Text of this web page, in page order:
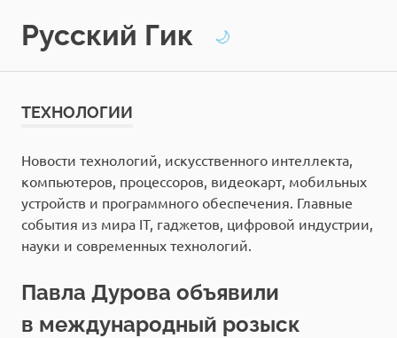
содержимому
Русский Гик 🌙
ТЕХНОЛОГИИ
Новости технологий, искусственного интеллекта,
компьютеров, процессоров, видеокарт, мобильных
устройств и программного обеспечения. Главные
события из мира IT, гаджетов, цифровой индустрии,
науки и современных технологий.
Павла Дурова объявили
в международный розыск